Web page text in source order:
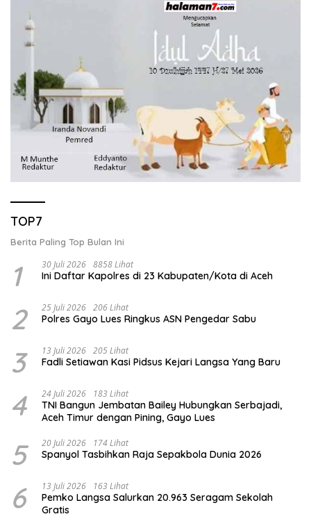
TOP7
Berita Paling Top Bulan Ini
1 30 Juli 2026 8858 Lihat
Ini Daftar Kapolres di 23 Kabupaten/Kota di Aceh
2 25 Juli 2026 206 Lihat
Polres Gayo Lues Ringkus ASN Pengedar Sabu
3 13 Juli 2026 205 Lihat
Fadli Setiawan Kasi Pidsus Kejari Langsa Yang Baru
4 24 Juli 2026 183 Lihat
TNI Bangun Jembatan Bailey Hubungkan Serbajadi,
Aceh Timur dengan Pining, Gayo Lues
5 20 Juli 2026 174 Lihat
Spanyol Tasbihkan Raja Sepakbola Dunia 2026
6 13 Juli 2026 163 Lihat
Pemko Langsa Salurkan 20.963 Seragam Sekolah
Gratis